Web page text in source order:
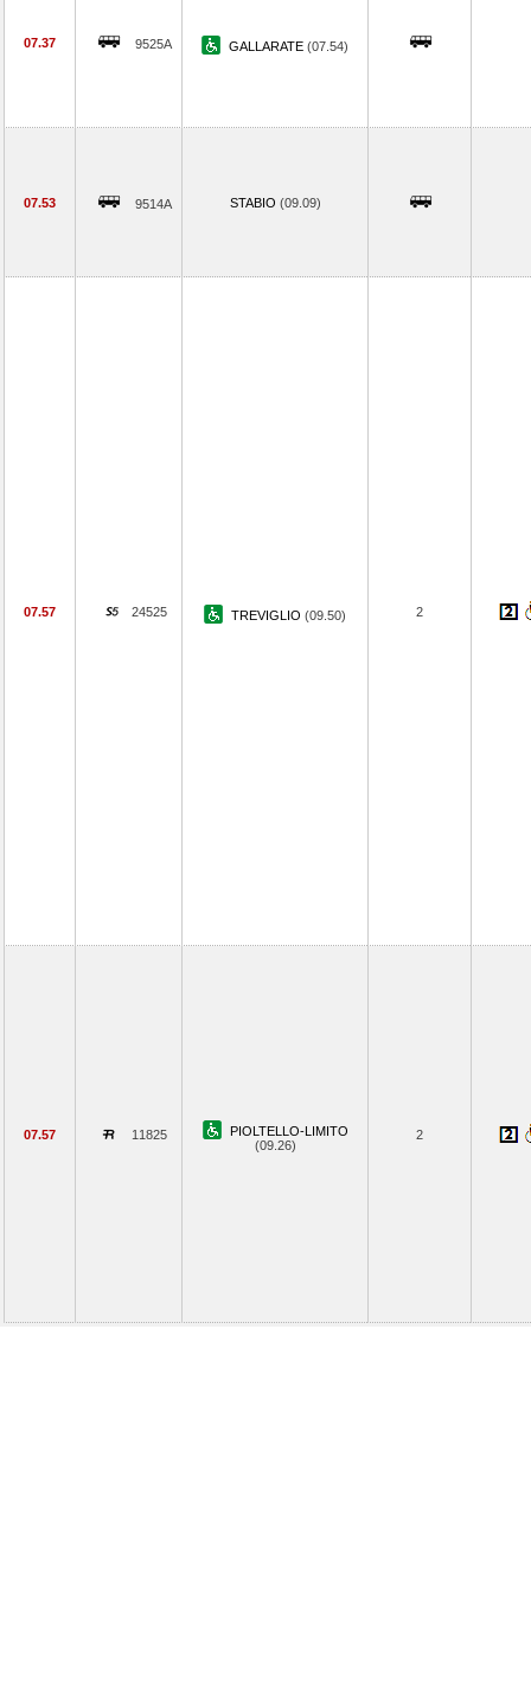
07.37 9525A GALLARATE (07.54)
07.53 9514A STABIO (09.09)
07.57 24525 TREVIGLIO (09.50) 2
07.57 11825
PIOLTELLO-LIMITO
(09.26)
2